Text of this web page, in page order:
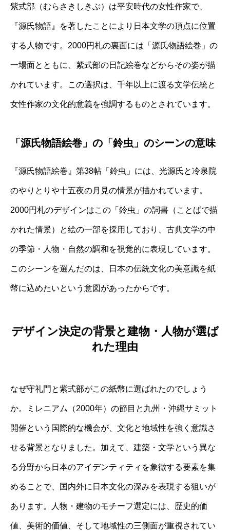
紫式部（むらさきしきぶ）は平安時代の女性作家で、
『源氏物語』を著したことにより日本文学の頂点に位置
する人物です。2000円札の裏面には「源氏物語絵巻」の
一場面とともに、紫式部の日記絵巻などからその姿が描
かれています。この選択は、千年以上に渡る文学伝統と
女性作家の文化的意義を強調するものとされています。
「源氏物語絵巻」の「鈴虫」のシーンの意味
『源氏物語絵巻』第38帖「鈴虫」には、光源氏と冷泉院
のやりとりや十五夜の月見の情景が描かれています。
2000円札のデザインはこの「鈴虫」の詞書（ことばで描
かれた情景）と絵の一部を採用しており、古典文学の中
の季節・人物・自然の調和を視覚的に表現しています。
このシーンを選んだのは、日本の伝統文化の美意識を紙
幣に込めたいという意図があったからです。
デザイン決定の背景と建物・人物が選ば
れた理由
なぜ守礼門と紫式部がこの紙幣に選ばれたのでしょう
か。ミレニアム（2000年）の節目と九州・沖縄サミット
開催という国際的な機会が、文化と地域性を強く意識さ
せる背景となりました。加えて、建築・文学という異な
る分野から日本のアイデンティティを象徴する要素を集
めることで、国内外に日本文化の深みを表現する狙いが
あります。人物・建物のモチーフ選定には、歴史的価
値、美術的価値、そして地域性の三側面が重視されてい